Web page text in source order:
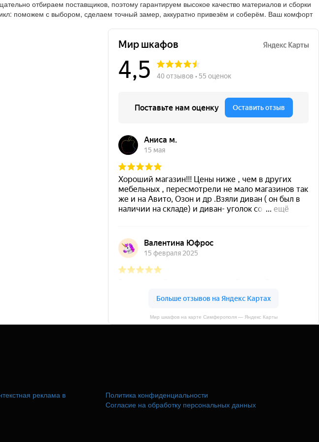
отбираем поставщиков, поэтому гарантируем высокое качество материалов и сборки
поможем с выбором, сделаем точный замер, аккуратно привезём и соберём. Ваш комфорт
Мир шкафов на карте Симферополя — Яндекс Карты
реклама в
Политика конфиденциальности
Согласие на обработку персональных данных